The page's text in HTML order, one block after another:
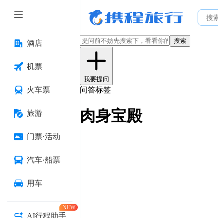
酒店
机票
火车票
旅游
门票·活动
汽车·船票
用车
AI行程助手
NEW
搜索
我要提问
问答标签
肉身宝殿